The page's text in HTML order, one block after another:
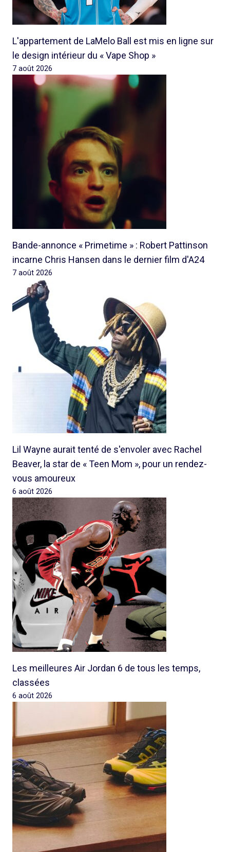
L'appartement de LaMelo Ball est mis en ligne sur
le design intérieur du « Vape Shop »
7 août 2026
Bande-annonce « Primetime » : Robert Pattinson
incarne Chris Hansen dans le dernier film d'A24
7 août 2026
Lil Wayne aurait tenté de s'envoler avec Rachel
Beaver, la star de « Teen Mom », pour un rendez-
vous amoureux
6 août 2026
Les meilleures Air Jordan 6 de tous les temps,
classées
6 août 2026